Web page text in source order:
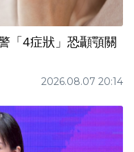
「4症狀」恐顳顎關
2026.08.07 20:14